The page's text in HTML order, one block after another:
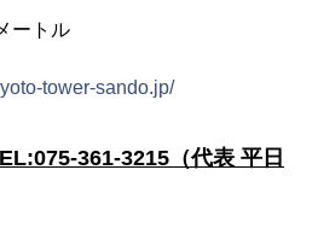
ートル
tower-sando.jp/
361-3215（代表 平日